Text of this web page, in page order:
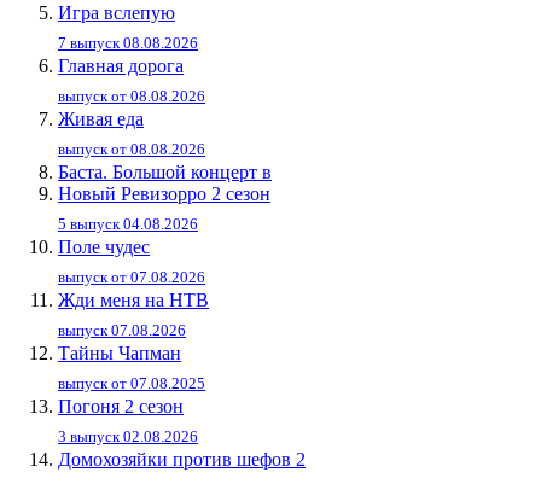
Игра вслепую
7 выпуск 08.08.2026
Главная дорога
выпуск от 08.08.2026
Живaя eдa
выпуск от 08.08.2026
Баста. Большой концерт в
Новый Ревизорро 2 сезон
5 выпуск 04.08.2026
Поле чудес
выпуск от 07.08.2026
Жди меня на НТВ
выпуск 07.08.2026
Тайны Чапман
выпуск от 07.08.2025
Погоня 2 сезон
3 выпуск 02.08.2026
Домохозяйки против шефов 2